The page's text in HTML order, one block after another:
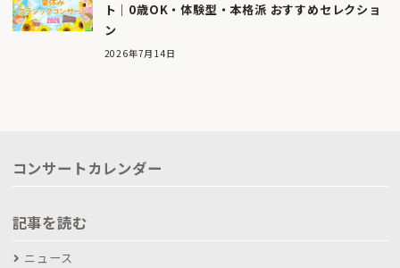
ト｜0歳OK・体験型・本格派 おすすめセレクショ
ン
2026年7月14日
コンサートカレンダー
記事を読む
ニュース